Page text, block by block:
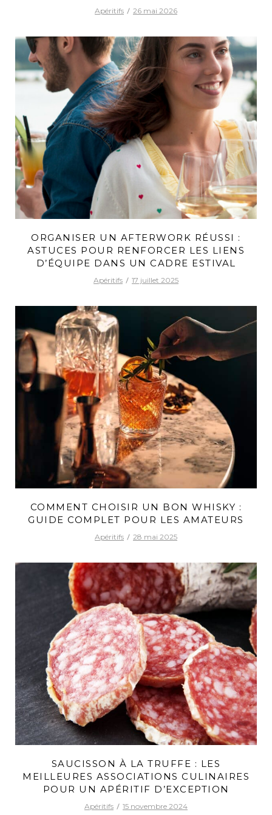
Apéritifs 26 mai 2026
ORGANISER UN AFTERWORK RÉUSSI :
ASTUCES POUR RENFORCER LES LIENS
D’ÉQUIPE DANS UN CADRE ESTIVAL
Apéritifs 17 juillet 2025
COMMENT CHOISIR UN BON WHISKY :
GUIDE COMPLET POUR LES AMATEURS
Apéritifs 28 mai 2025
SAUCISSON À LA TRUFFE : LES
MEILLEURES ASSOCIATIONS CULINAIRES
POUR UN APÉRITIF D’EXCEPTION
Apéritifs 15 novembre 2024